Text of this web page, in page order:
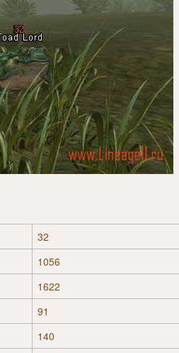
32
1056
1622
91
140